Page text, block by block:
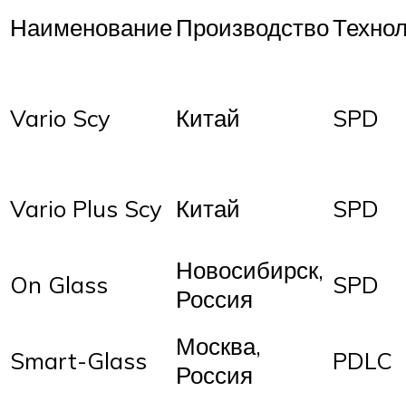
НаименованиеПроизводство
Vario Scy Китай SPD
Vario Plus Scy Китай SPD
On Glass
Новосибирск,
Россия
SPD
Smart-Glass
Москва,
Россия
PDLC